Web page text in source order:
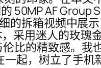
50MP AF Group
的拆箱视频中展
采用迷人的玫瑰
比的精致感。
起，树立了手机